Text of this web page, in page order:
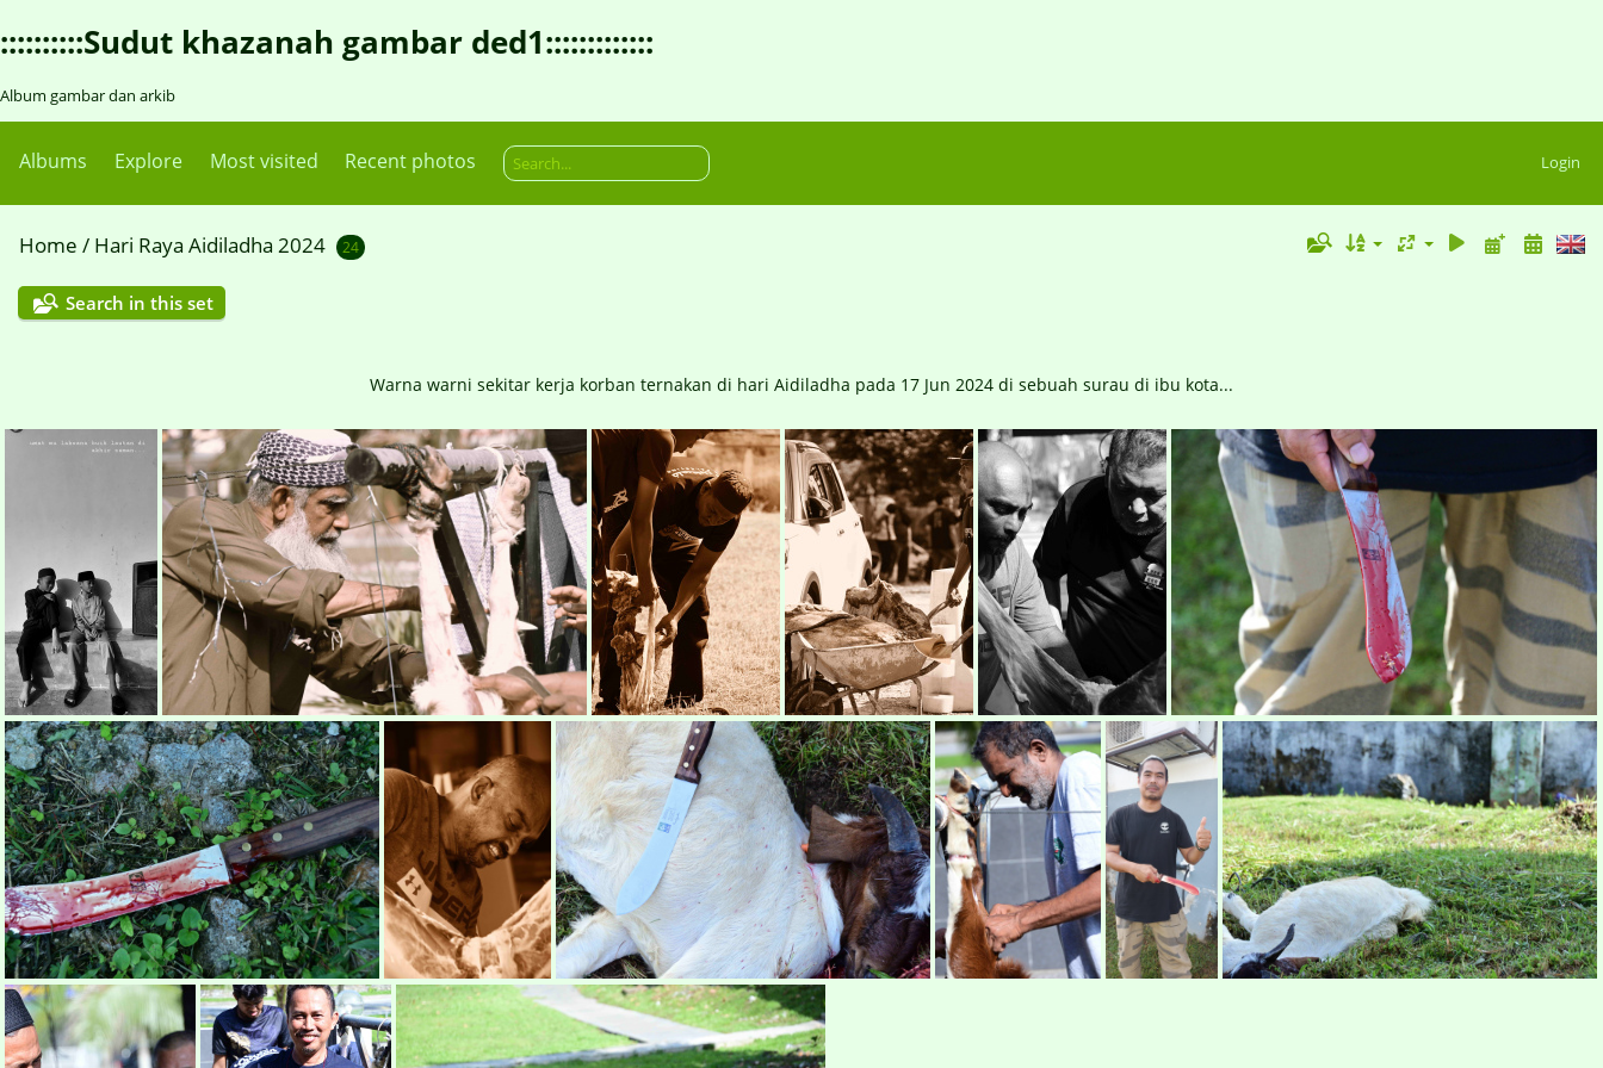
::::::::::Sudut khazanah gambar ded1:::::::::::::
Album gambar dan arkib
Albums Explore Most visited Recent photos Login
Home / Hari Raya Aidiladha 2024 24
Search in this set
Warna warni sekitar kerja korban ternakan di hari Aidiladha pada 17 Jun 2024 di sebuah surau di ibu kota...
raya-korban26 raya-korban4 raya-korban23 raya-korban17 raya-korban18 raya-korban11